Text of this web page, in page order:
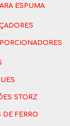
Espuma
Storz
de Ferro